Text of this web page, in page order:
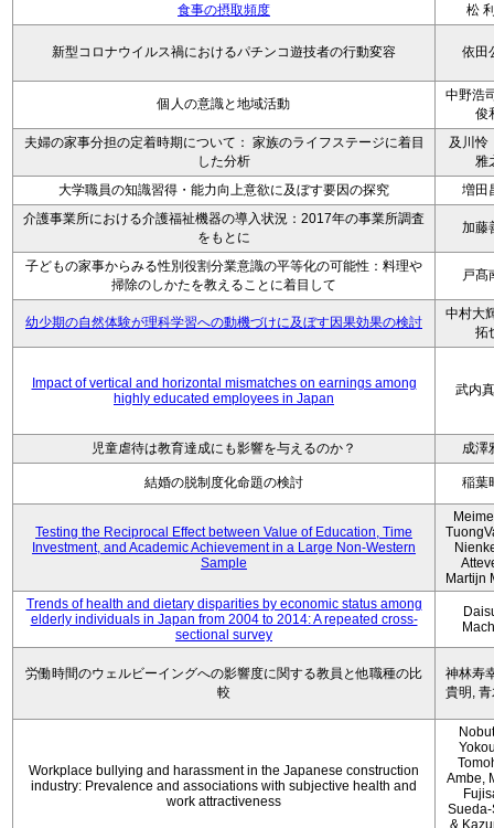
食事の摂取頻度
松
新型コロナウイルス禍におけるパチンコ遊技者の行動変容 依田
個人の意識と地域活動
中野浩
俊
夫婦の家事分担の定着時期について： 家族のライフステージに着目
した分析
及川怜
雅
大学職員の知識習得・能力向上意欲に及ぼす要因の探究
増田
介護事業所における介護福祉機器の導入状況：2017年の事業所調査
をもとに
加藤
子どもの家事からみる性別役割分業意識の平等化の可能性：料理や
掃除のしかたを教えることに着目して
戸髙
幼少期の自然体験が理科学習への動機づけに及ぼす因果効果の検討
中村大
拓
Impact of vertical and horizontal mismatches on earnings among
highly educated employees in Japan
武内
児童虐待は教育達成にも影響を与えるのか？ 成澤
結婚の脱制度化命題の検討 稲葉
Testing the Reciprocal Effect between Value of Education, Time
Investment, and Academic Achievement in a Large Non-Western
Sample
Martijn
Trends of health and dietary disparities by economic status among
elderly individuals in Japan from 2004 to 2014: A repeated cross-
sectional survey
労働時間のウェルビーイングへの影響度に関する教員と他職種の比
較
神林寿
貴明,
Workplace bullying and harassment in the Japanese construction
industry: Prevalence and associations with subjective health and
work attractiveness
Ambe,
&